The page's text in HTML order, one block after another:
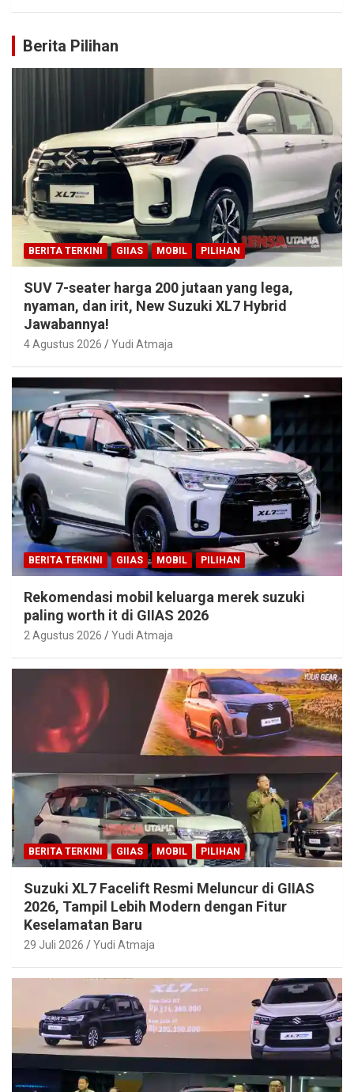
Berita Pilihan
BERITA TERKINI GIIAS MOBIL PILIHAN
SUV 7-seater harga 200 jutaan yang lega,
nyaman, dan irit, New Suzuki XL7 Hybrid
Jawabannya!
4 Agustus 2026 Yudi Atmaja
BERITA TERKINI GIIAS MOBIL PILIHAN
Rekomendasi mobil keluarga merek suzuki
paling worth it di GIIAS 2026
2 Agustus 2026 Yudi Atmaja
BERITA TERKINI GIIAS MOBIL PILIHAN
Suzuki XL7 Facelift Resmi Meluncur di GIIAS
2026, Tampil Lebih Modern dengan Fitur
Keselamatan Baru
29 Juli 2026 Yudi Atmaja